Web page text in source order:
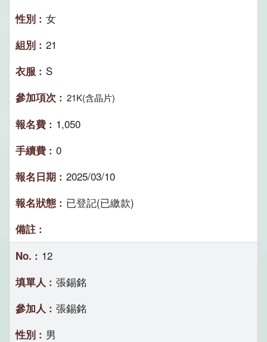
女
21
S
21K(含晶片)
1,050
0
2025/03/10
已登記(已繳款)
12
張錫銘
張錫銘
男